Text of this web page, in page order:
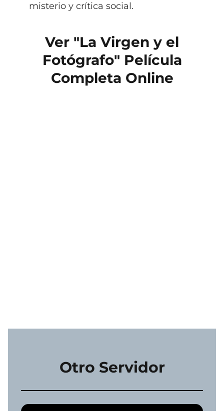
misterio y crítica social.
Ver "La Virgen y el
Fotógrafo" Película
Completa Online
Otro Servidor